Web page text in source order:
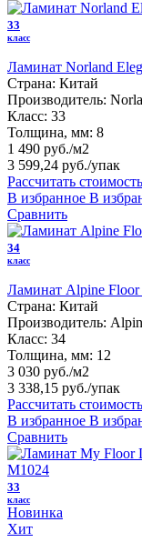
33
класс
Ламинат Norland
Страна: Китай
Производитель:
Класс: 33
Толщина, мм: 8
1 490 руб./м2
3 599,24 руб./упак
Рассчитать стоимость
В избранное В
Сравнить
34
класс
Ламинат Alpine Floor
Страна: Китай
Производитель:
Класс: 34
Толщина, мм: 12
3 030 руб./м2
3 338,15 руб./упак
Рассчитать стоимость
В избранное В
Сравнить
33
класс
Новинка
Хит